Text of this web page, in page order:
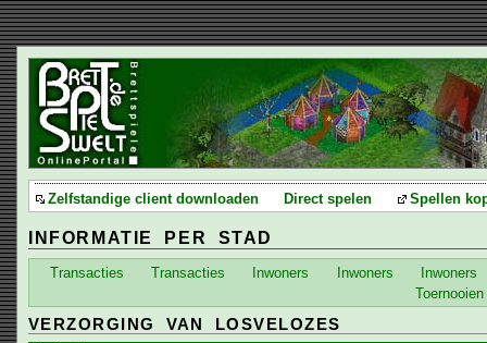
Zelfstandige client downloaden Direct spelen Spellen
INFORMATIE PER STAD
Transacties Transacties Inwoners Inwoners
Inwoners
Toernooien
VERZORGING VAN LOSVELOZES